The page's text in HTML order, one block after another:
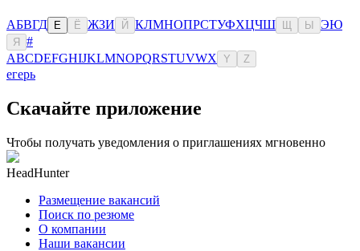
АБВГД Е Ё ЖЗИ Й КЛМНОПРСТУФХЦЧШ Ы ЭЮ
Я
#
ABCDEFGHIJKLMNOPQRSTUVWX Y Z
егерь
Скачайте приложение
Чтобы получать уведомления о приглашениях мгновенно
HeadHunter
Размещение вакансий
Поиск по резюме
О компании
Наши вакансии